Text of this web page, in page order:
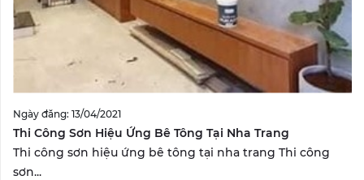
Ngày đăng: 13/04/2021
Thi Công Sơn Hiệu Ứng Bê Tông Tại Nha Trang
Thi công sơn hiệu ứng bê tông tại nha trang Thi công
sơn...